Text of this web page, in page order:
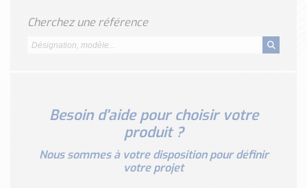
Voir toutes les marques …
Nos outils et simulateurs
Formulaire Débitmètre
Calculateur maintien en température
Calculateur Chauffage/Liquide/Gaz
Cherchez une référence
Besoin d'aide pour choisir votre
produit ?
Nous sommes à votre disposition pour définir
votre projet